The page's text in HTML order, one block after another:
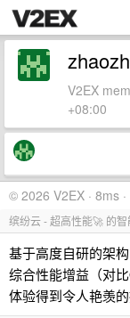
V2EX
+08:00
© 2026 V2EX · 8ms
缤纷云 - 超高性能🚀 的
基于高度自研的架
综合性能增益（对
体验得到令人艳羡的